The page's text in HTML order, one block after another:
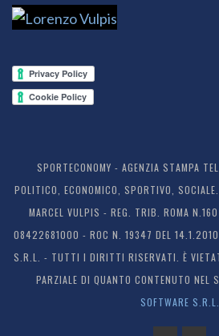
SPORTECONOMY - AGENZIA STAMPA
POLITICO, ECONOMICO, SPORTIVO,
MARCEL VULPIS - REG. TRIB. ROMA
08422681000 - ROC N. 19347 DEL
S.R.L. - TUTTI I DIRITTI RISERVATI. È
PARZIALE DI QUANTO CONTENUTO NEL
SOFTWARE S.R.L.